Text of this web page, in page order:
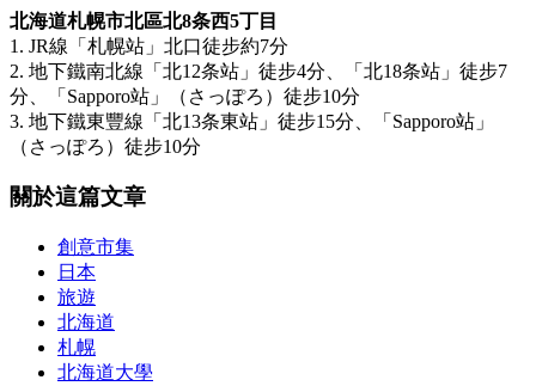
北海道札幌市北區北8条西5丁目
1. JR線「札幌站」北口徒步約7分
2. 地下鐵南北線「北12条站」徒步4分、「北18条站」徒步7
分、「Sapporo站」（さっぽろ）徒步10分
3. 地下鐵東豐線「北13条東站」徒步15分、「Sapporo站」
（さっぽろ）徒步10分
關於這篇文章
創意市集
日本
旅遊
北海道
札幌
北海道大學